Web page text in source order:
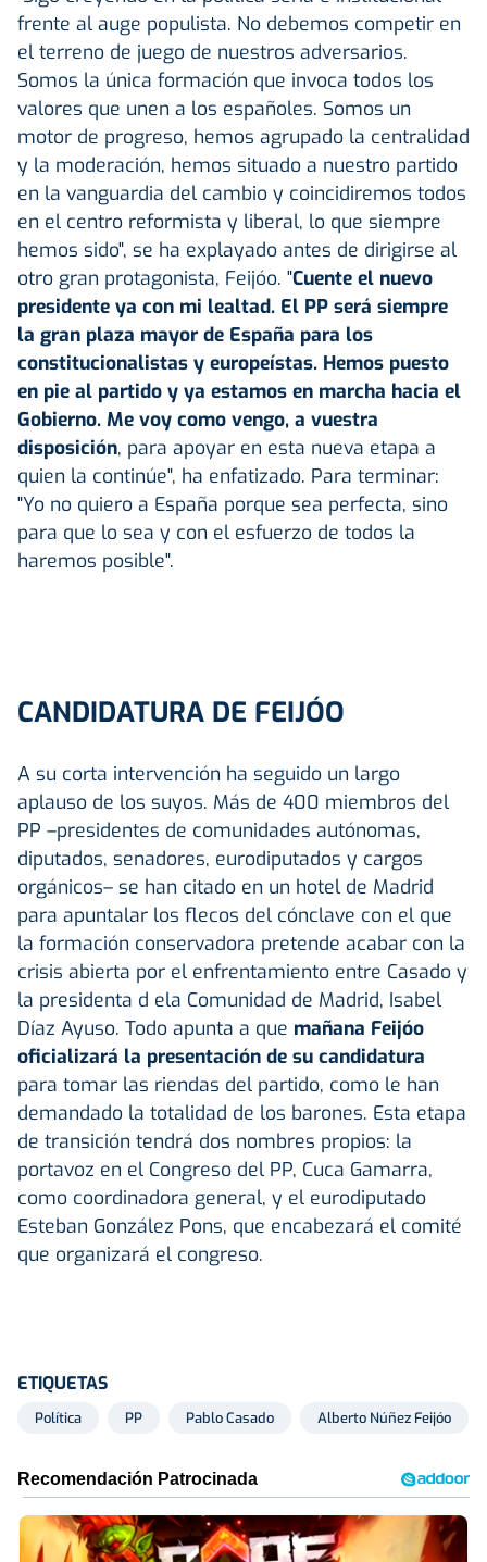
frente al auge populista. No debemos competir en
el terreno de juego de nuestros adversarios.
Somos la única formación que invoca todos los
valores que unen a los españoles. Somos un
motor de progreso, hemos agrupado la centralidad
y la moderación, hemos situado a nuestro partido
en la vanguardia del cambio y coincidiremos todos
en el centro reformista y liberal, lo que siempre
hemos sido", se ha explayado antes de dirigirse al
otro gran protagonista, Feijóo. "Cuente el nuevo
presidente ya con mi lealtad. El PP será siempre
la gran plaza mayor de España para los
constitucionalistas y europeístas. Hemos puesto
en pie al partido y ya estamos en marcha hacia el
Gobierno. Me voy como vengo, a vuestra
disposición, para apoyar en esta nueva etapa a
quien la continúe", ha enfatizado. Para terminar:
"Yo no quiero a España porque sea perfecta, sino
para que lo sea y con el esfuerzo de todos la
haremos posible".
CANDIDATURA DE FEIJÓO
A su corta intervención ha seguido un largo
aplauso de los suyos. Más de 400 miembros del
PP –presidentes de comunidades autónomas,
diputados, senadores, eurodiputados y cargos
orgánicos– se han citado en un hotel de Madrid
para apuntalar los flecos del cónclave con el que
la formación conservadora pretende acabar con la
crisis abierta por el enfrentamiento entre Casado y
la presidenta d ela Comunidad de Madrid, Isabel
Díaz Ayuso. Todo apunta a que mañana Feijóo
oficializará la presentación de su candidatura
para tomar las riendas del partido, como le han
demandado la totalidad de los barones. Esta etapa
de transición tendrá dos nombres propios: la
portavoz en el Congreso del PP, Cuca Gamarra,
como coordinadora general, y el eurodiputado
Esteban González Pons, que encabezará el comité
que organizará el congreso.
ETIQUETAS
Política PP Pablo Casado Alberto Núñez Feijóo